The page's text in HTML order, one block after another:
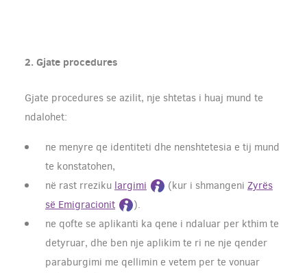
2. Gjate procedures
Gjate procedures se azilit, nje shtetas i huaj mund te
ndalohet:
ne menyre qe identiteti dhe nenshtetesia e tij mund
te konstatohen,
në rast rreziku largimi (kur i shmangeni Zyrës
së Emigracionit
).
ne qofte se aplikanti ka qene i ndaluar per kthim te
detyruar, dhe ben nje aplikim te ri ne nje qender
paraburgimi me qellimin e vetem per te vonuar